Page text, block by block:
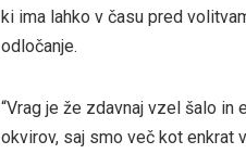
ki ima lahko v času pred
odločanje.
“Vrag je že zdavnaj vzel šalo
okvirov, saj smo več kot enkrat